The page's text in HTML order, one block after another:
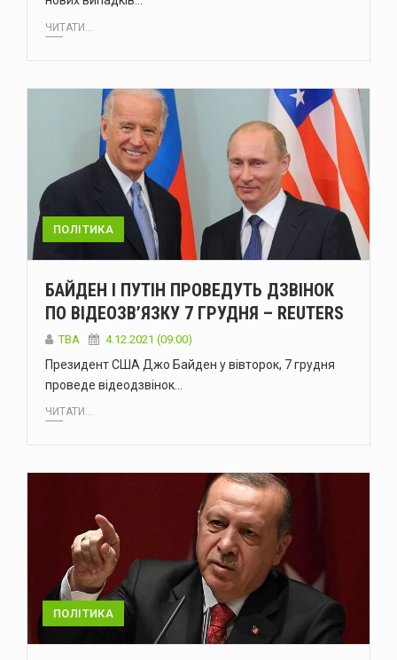
ЧИТАТИ...
ПОЛІТИКА
БАЙДЕН І ПУТІН ПРОВЕДУТЬ ДЗВІНОК
ПО ВІДЕОЗВ’ЯЗКУ 7 ГРУДНЯ – REUTERS
ТВА 4.12.2021 (09:00)
Президент США Джо Байден у вівторок, 7 грудня
проведе відеодзвінок…
ЧИТАТИ...
ПОЛІТИКА